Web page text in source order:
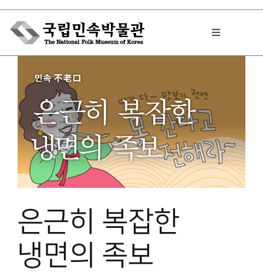
Skip
content
Toggle
박물관에서는
민속이야기
민속 인사이드
원문보기 PDF
박물관 홈페이지
은근히 복잡한
냉면의 족보